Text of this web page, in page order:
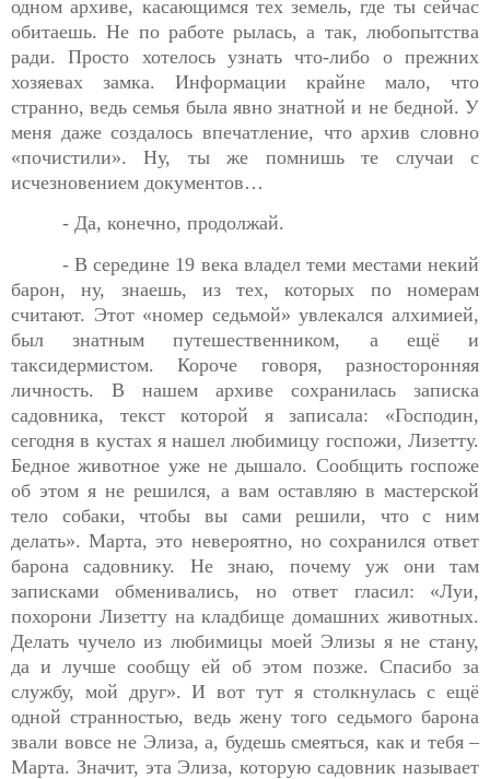
одном архиве, касающимся тех земель, где ты сейчас
обитаешь. Не по работе рылась, а так, любопытства
ради. Просто хотелось узнать что-либо о прежних
хозяевах замка. Информации крайне мало, что
странно, ведь семья была явно знатной и не бедной. У
меня даже создалось впечатление, что архив словно
«почистили». Ну, ты же помнишь те случаи с
исчезновением документов…
- Да, конечно, продолжай.
- В середине 19 века владел теми местами некий
барон, ну, знаешь, из тех, которых по номерам
считают. Этот «номер седьмой» увлекался алхимией,
был знатным путешественником, а ещё и
таксидермистом. Короче говоря, разносторонняя
личность. В нашем архиве сохранилась записка
садовника, текст которой я записала: «Господин,
сегодня в кустах я нашел любимицу госпожи, Лизетту.
Бедное животное уже не дышало. Сообщить госпоже
об этом я не решился, а вам оставляю в мастерской
тело собаки, чтобы вы сами решили, что с ним
делать». Марта, это невероятно, но сохранился ответ
барона садовнику. Не знаю, почему уж они там
записками обменивались, но ответ гласил: «Луи,
похорони Лизетту на кладбище домашних животных.
Делать чучело из любимицы моей Элизы я не стану,
да и лучше сообщу ей об этом позже. Спасибо за
службу, мой друг». И вот тут я столкнулась с ещё
одной странностью, ведь жену того седьмого барона
звали вовсе не Элиза, а, будешь смеяться, как и тебя –
Марта. Значит, эта Элиза, которую садовник называет